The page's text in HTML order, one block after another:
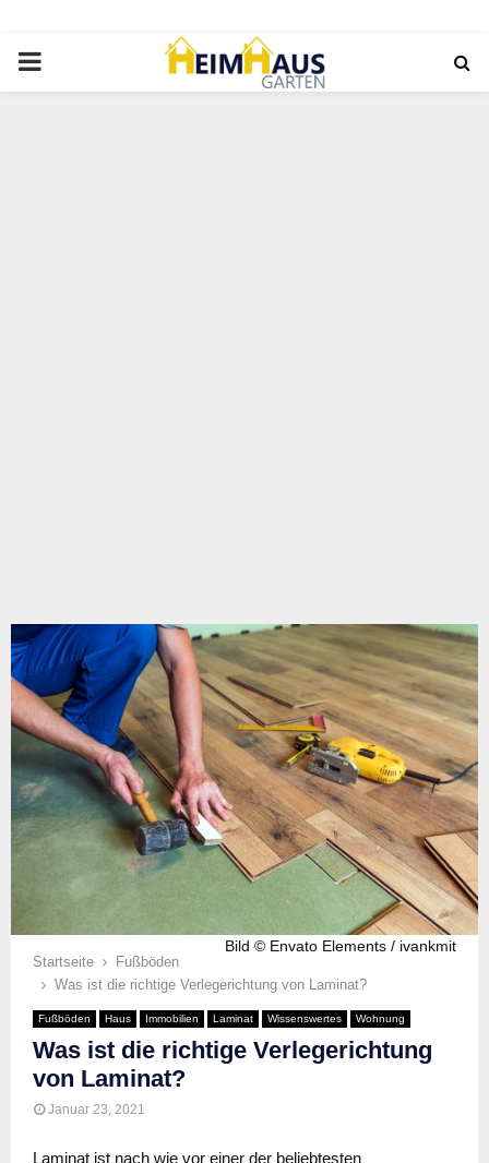
PRIMARY
Bild © Envato Elements / ivankmit
Startseite
Fußböden
Was ist die richtige Verlegerichtung von Laminat?
Fußböden Haus Immobilien Laminat Wissenswertes Wohnung
Was ist die richtige Verlegerichtung
von Laminat?
Januar 23, 2021
Laminat ist nach wie vor einer der beliebtesten